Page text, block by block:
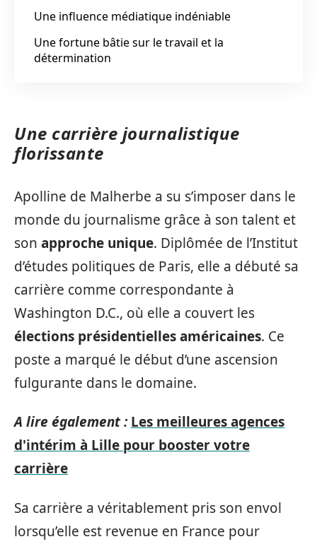
Une influence médiatique indéniable
Une fortune bâtie sur le travail et la
détermination
Une carrière journalistique
florissante
Apolline de Malherbe a su s’imposer dans le
monde du journalisme grâce à son talent et
son approche unique. Diplômée de l’Institut
d’études politiques de Paris, elle a débuté sa
carrière comme correspondante à
Washington D.C., où elle a couvert les
élections présidentielles américaines. Ce
poste a marqué le début d’une ascension
fulgurante dans le domaine.
A lire également : Les meilleures agences
d'intérim à Lille pour booster votre
carrière
Sa carrière a véritablement pris son envol
lorsqu’elle est revenue en France pour